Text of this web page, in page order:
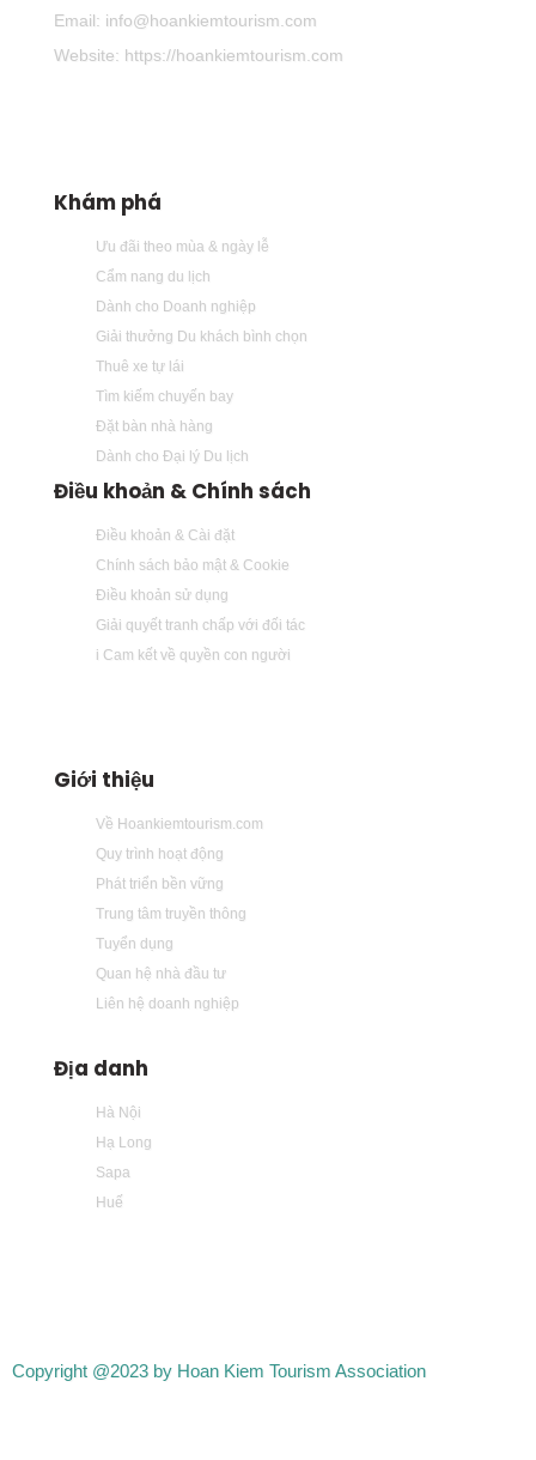
Email: info@hoankiemtourism.com
Website: https://hoankiemtourism.com
Khám phá
Ưu đãi theo mùa & ngày lễ
Cẩm nang du lịch
Dành cho Doanh nghiệp
Giải thưởng Du khách bình chọn
Thuê xe tự lái
Tìm kiếm chuyến bay
Đặt bàn nhà hàng
Dành cho Đại lý Du lịch
Điều khoản & Chính sách
Điều khoản & Cài đặt
Chính sách bảo mật & Cookie
Điều khoản sử dụng
Giải quyết tranh chấp với đối tác
i Cam kết về quyền con người
Giới thiệu
Về Hoankiemtourism.com
Quy trình hoạt động
Phát triển bền vững
Trung tâm truyền thông
Tuyển dụng
Quan hệ nhà đầu tư
Liên hệ doanh nghiệp
Địa danh
Hà Nội
Hạ Long
Sapa
Huế
Copyright @2023 by Hoan Kiem Tourism Association